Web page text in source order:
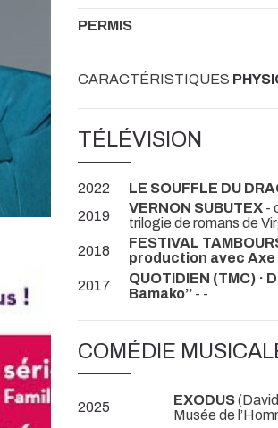
PERMIS
CARACTÉRISTIQUES
TÉLÉVISION
2022 LE SOUFFLE DU
2019
VERNON SUBUTEX -
trilogie de romans de
2018
FESTIVAL
production avec Axe
2017
QUOTIDIEN (TMC) ·
Bamako’’ - -
COMÉDIE
2025 EXODUS
Musée de